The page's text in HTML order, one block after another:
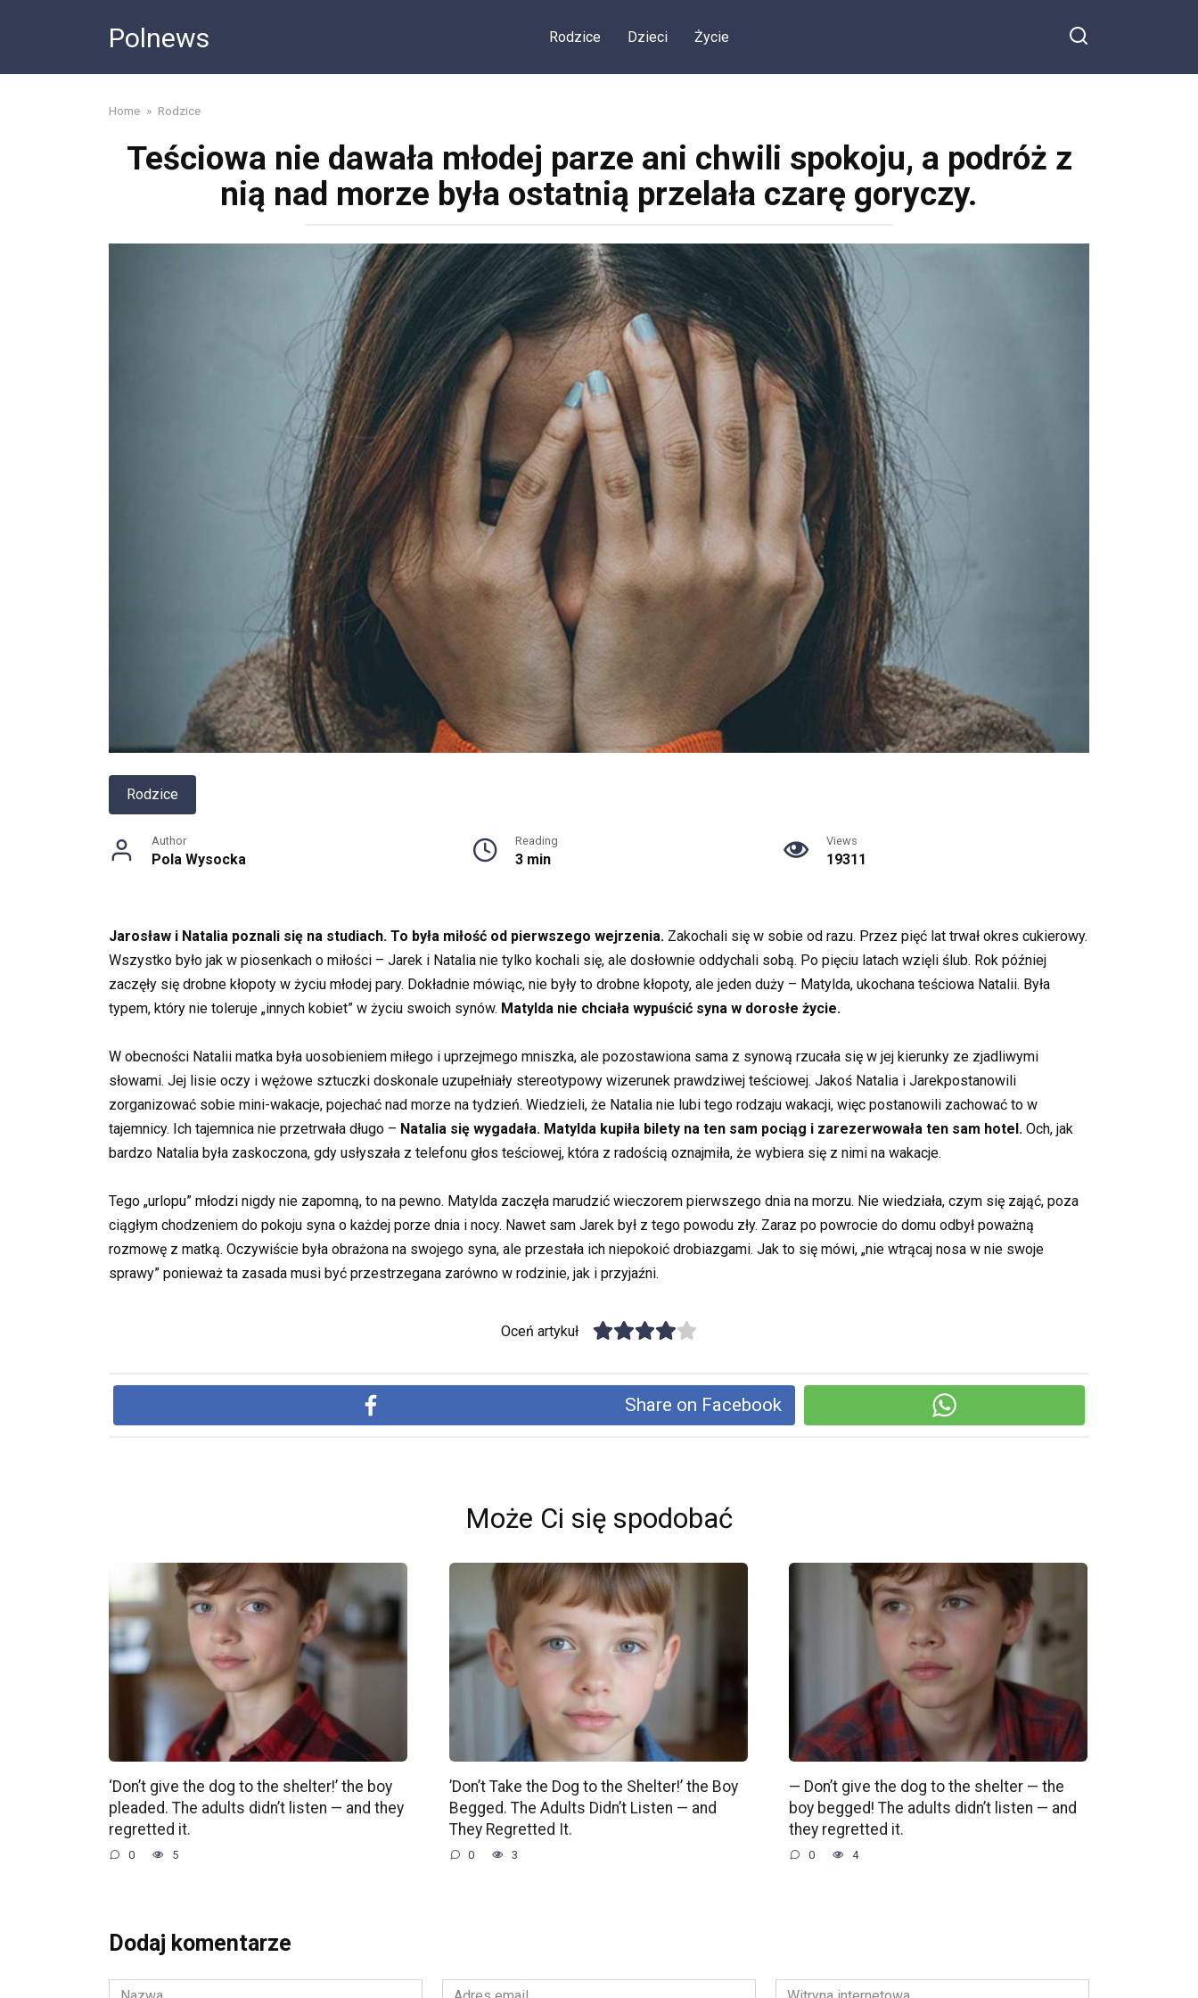
Polnews Rodzice Dzieci Życie
Home » Rodzice
Teściowa nie dawała młodej parze ani chwili spokoju, a podróż z
nią nad morze była ostatnią przelała czarę goryczy.
Rodzice
Author
Pola Wysocka
Reading
3 min
Views
19311
Jarosław i Natalia poznali się na studiach. To była miłość od pierwszego wejrzenia. Zakochali się w sobie od razu. Przez pięć lat trwał okres cukierowy.
Wszystko było jak w piosenkach o miłości – Jarek i Natalia nie tylko kochali się, ale dosłownie oddychali sobą. Po pięciu latach wzięli ślub. Rok później
zaczęły się drobne kłopoty w życiu młodej pary. Dokładnie mówiąc, nie były to drobne kłopoty, ale jeden duży – Matylda, ukochana teściowa Natalii. Była
typem, który nie toleruje „innych kobiet” w życiu swoich synów. Matylda nie chciała wypuścić syna w dorosłe życie.
W obecności Natalii matka była uosobieniem miłego i uprzejmego mniszka, ale pozostawiona sama z synową rzucała się w jej kierunky ze zjadliwymi
słowami. Jej lisie oczy i wężowe sztuczki doskonale uzupełniały stereotypowy wizerunek prawdziwej teściowej. Jakoś Natalia i Jarekpostanowili
zorganizować sobie mini-wakacje, pojechać nad morze na tydzień. Wiedzieli, że Natalia nie lubi tego rodzaju wakacji, więc postanowili zachować to w
tajemnicy. Ich tajemnica nie przetrwała długo – Natalia się wygadała. Matylda kupiła bilety na ten sam pociąg i zarezerwowała ten sam hotel. Och, jak
bardzo Natalia była zaskoczona, gdy usłyszała z telefonu głos teściowej, która z radością oznajmiła, że wybiera się z nimi na wakacje.
Tego „urlopu” młodzi nigdy nie zapomną, to na pewno. Matylda zaczęła marudzić wieczorem pierwszego dnia na morzu. Nie wiedziała, czym się zająć, poza
ciągłym chodzeniem do pokoju syna o każdej porze dnia i nocy. Nawet sam Jarek był z tego powodu zły. Zaraz po powrocie do domu odbył poważną
rozmowę z matką. Oczywiście była obrażona na swojego syna, ale przestała ich niepokoić drobiazgami. Jak to się mówi, „nie wtrącaj nosa w nie swoje
sprawy” ponieważ ta zasada musi być przestrzegana zarówno w rodzinie, jak i przyjaźni.
Oceń artykuł
Share on Facebook
Może Ci się spodobać
‘Don’t give the dog to the shelter!’ the boy
pleaded. The adults didn’t listen — and they
regretted it.
0 5
’Don’t Take the Dog to the Shelter!’ the Boy
Begged. The Adults Didn’t Listen — and
They Regretted It.
0 3
— Don’t give the dog to the shelter — the
boy begged! The adults didn’t listen — and
they regretted it.
0 4
Dodaj komentarze
Nazwa
Adres
Witryna